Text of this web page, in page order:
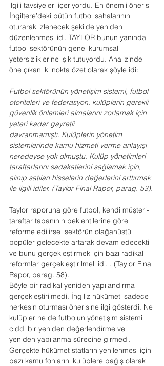
ilgili tavsiyeleri içeriyordu. En önemli önerisi
İngiltere’deki bütün futbol sahalarının
oturarak izlenecek şekilde yeniden
düzenlenmesi idi. TAYLOR bunun yanında
futbol sektörünün genel kurumsal
yetersizliklerine ışık tutuyordu. Analizinde
öne çıkan iki nokta özet olarak şöyle idi:
Futbol sektörünün yönetişim sistemi, futbol
otoriteleri ve federasyon, kulüplerin gerekli
güvenlik önlemleri almalarını zorlamak için
yeteri kadar gayretli
davranmamıştı. Kulüplerin yönetim
sistemlerinde kamu hizmeti verme anlayışı
neredeyse yok olmuştu. Kulüp yönetimleri
taraftarlarını sadakatlerini sağlamak için,
alınıp satılan hisselerin değerlerini arttırmak
ile ilgili idiler. (Taylor Final Rapor, parag. 53).
Taylor raporuna göre futbol, kendi müşteri-
taraftar tabanının beklentilerine göre
reforme edilirse  sektörün olağanüstü
popüler gelecekte artarak devam edecekti
ve bunu gerçekleştirmek için bazı radikal
reformlar gerçekleştirilmeli idi. . (Taylor Final
Rapor, parag. 58).
Böyle bir radikal yeniden yapılandırma
gerçekleştirilmedi. İngiliz hükümeti sadece
herkesin oturması önerisine ilgi gösterdi. Ne
kulüpler ne de futbolun yönetişim sistemi
ciddi bir yeniden değerlendirme ve
yeniden yapılanma sürecine girmedi.
Gerçekte hükümet statların yenilenmesi için
bazı kamu fonlarını kulüplere bağış olarak